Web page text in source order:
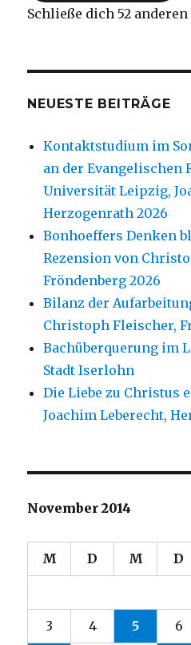
Schließe dich 52
NEUESTE BEITRÄGE
Kontaktstudium im
an der Evangelischen
Universität Leipzig,
Herzogenrath 2026
Bonhoeffers Denken
Rezension von
Fröndenberg 2026
Bilanz der
Christoph Fleischer,
Bachüberquerung im
Stadt Iserlohn
Die Liebe zu Christus
Joachim Leberecht,
November 2014
M D M D
3 4 5 6